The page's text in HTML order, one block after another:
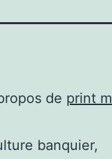
de print
banquier,